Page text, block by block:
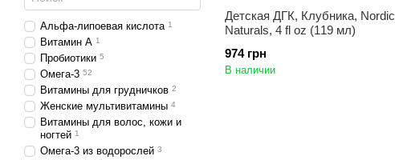
Детская ДГК, Клубника, Nordic
Naturals, 4 fl oz (119 мл)
974 грн
В наличии
Альфа-липоевая кислота 1
Витамин А 1
Пробиотики 5
Омега-3 52
Витамины для грудничков 2
Женские мультивитамины 4
Витамины для волос, кожи и
ногтей 1
Омега-3 из водорослей 3